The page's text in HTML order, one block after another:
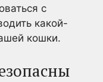
с
какой-
кошки.